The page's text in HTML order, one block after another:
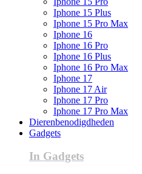
Iphone 15 Plus
Iphone 15 Pro Max
Iphone 16
Iphone 16 Pro
Iphone 16 Plus
Iphone 16 Pro Max
Iphone 17
Iphone 17 Air
Iphone 17 Pro
Iphone 17 Pro Max
Dierenbenodigdheden
Gadgets
In Gadgets